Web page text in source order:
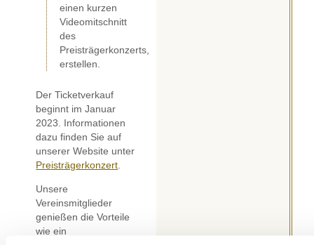
einen kurzen
Videomitschnitt
des
Preisträgerkonzerts,
erstellen.
Der Ticketverkauf
beginnt im Januar
2023. Informationen
dazu finden Sie auf
unserer Website unter
Preisträgerkonzert
Unsere
Vereinsmitglieder
genießen die Vorteile
wie ein